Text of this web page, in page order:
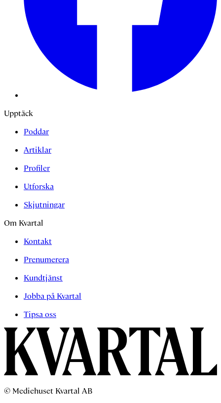
Upptäck
Poddar
Artiklar
Profiler
Utforska
Skjutningar
Om Kvartal
Kontakt
Prenumerera
Kundtjänst
Jobba på Kvartal
Tipsa oss
© Mediehuset Kvartal AB